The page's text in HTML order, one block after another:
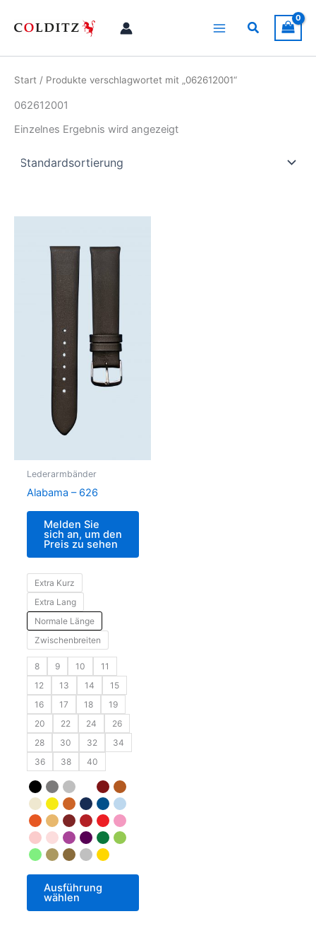
Inhalt
Suchen
Start / Produkte verschlagwortet mit „062612001“
062612001
Einzelnes Ergebnis wird angezeigt
Lederarmbänder
Alabama – 626
Melden Sie
sich an, um den
Preis zu sehen
Extra Kurz
Extra Lang
Normale Länge
Zwischenbreiten
8 9 10
11
12
13 14
15
16
17 18
19
20
22 24
26
28
30 32
34
36
38 40
Ausführung
wählen